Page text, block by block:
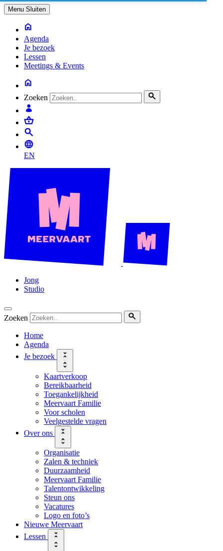
Menu Sluiten
Agenda
Je bezoek
Lessen
Meetings & Events
Zoeken
EN
Jong
Studio
Zoeken
Home
Agenda
Je bezoek
Kaartverkoop
Bereikbaarheid
Toegankelijkheid
Meervaart Familie
Voor scholen
Veelgestelde vragen
Over ons
Organisatie
Zalen & techniek
Duurzaamheid
Meervaart Familie
Talentontwikkeling
Steun ons
Vacatures
Logo en foto’s
Nieuwe Meervaart
Lessen